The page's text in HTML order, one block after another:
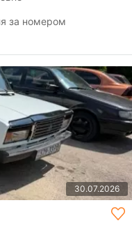
за номером
30.07.2026